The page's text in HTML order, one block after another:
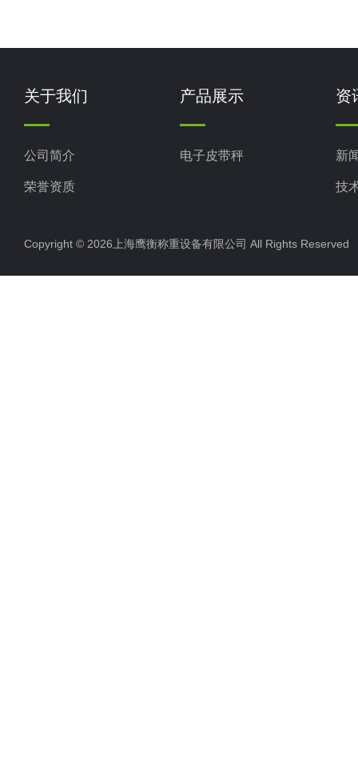
关于我们
公司简介
荣誉资质
产品展示
电子皮带秤
资
新
技
Copyright © 2026上海鹰衡称重设备有限公司 All Rights